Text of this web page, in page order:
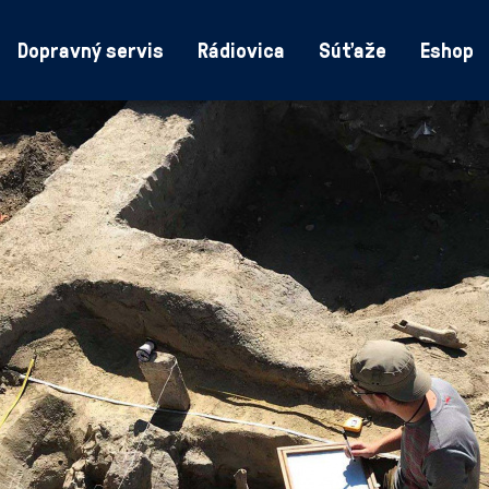
Dopravný servis Rádiovica Súťaže Eshop